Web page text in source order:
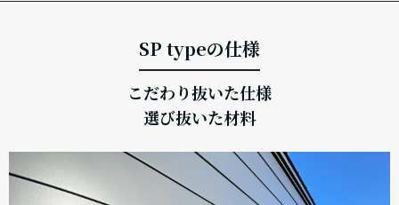
SP typeの仕様
こだわり抜いた仕様
選び抜いた材料